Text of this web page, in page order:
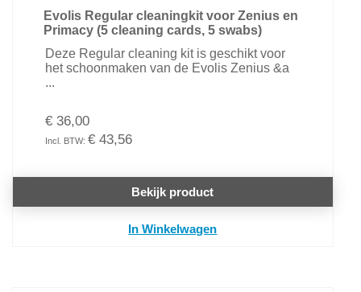
Evolis Regular cleaningkit voor Zenius en
Primacy (5 cleaning cards, 5 swabs)
Deze Regular cleaning kit is geschikt voor
het schoonmaken van de Evolis Zenius &a
...
€ 36,00
€ 43,56
Bekijk product
In Winkelwagen